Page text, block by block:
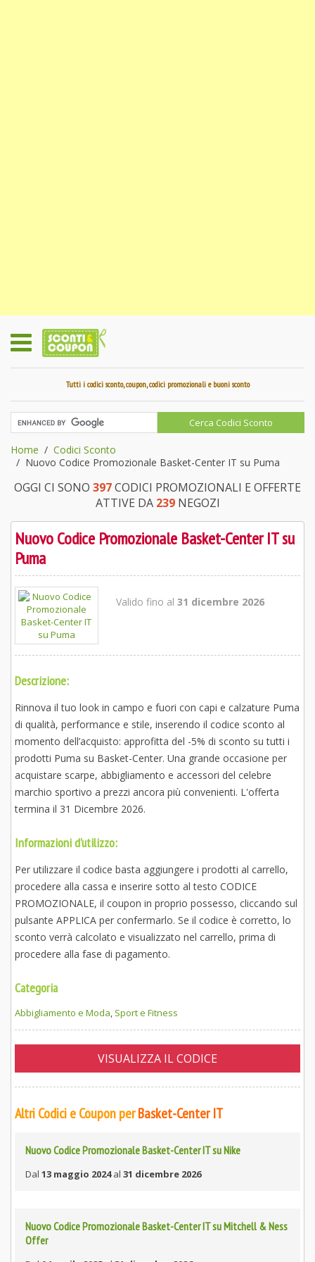
Tutti i codici sconto, coupon, codici promozionali e buoni sconto
Home
Codici Sconto
Nuovo Codice Promozionale Basket-Center IT su Puma
OGGI CI SONO 397CODICI PROMOZIONALI E OFFERTE
ATTIVE DA 239NEGOZI
Nuovo Codice Promozionale Basket-Center IT su
Puma
Valido fino al 31 dicembre 2026
Descrizione:
Rinnova il tuo look in campo e fuori con capi e calzature Puma
di qualità, performance e stile, inserendo il codice sconto al
momento dell’acquisto: approfitta del -5% di sconto su tutti i
prodotti Puma su Basket-Center. Una grande occasione per
acquistare scarpe, abbigliamento e accessori del celebre
marchio sportivo a prezzi ancora più convenienti. L'offerta
termina il 31 Dicembre 2026.
Informazioni d'utilizzo:
Per utilizzare il codice basta aggiungere i prodotti al carrello,
procedere alla cassa e inserire sotto al testo CODICE
PROMOZIONALE, il coupon in proprio possesso, cliccando sul
pulsante APPLICA per confermarlo. Se il codice è corretto, lo
sconto verrà calcolato e visualizzato nel carrello, prima di
procedere alla fase di pagamento.
Categoria
Abbigliamento e Moda, Sport e Fitness
VISUALIZZA IL CODICE
Altri Codici e Coupon perBasket-Center IT
Nuovo Codice Promozionale Basket-Center IT su Nike
Dal 13 maggio 2024al 31 dicembre 2026
Nuovo Codice Promozionale Basket-Center IT su Mitchell & Ness
Offer